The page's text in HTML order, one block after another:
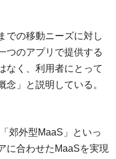
での移動ニーズに対し
つのアプリで提供する
なく、利用者にとって
」と説明している。
郊外型MaaS」といっ
に合わせたMaaSを実現